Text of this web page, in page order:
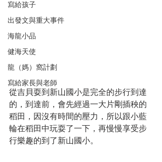
寫給孩子
出發文與重大事件
海龍小品
健海天使
龍（媽）窩計劃
寫給家長與老師
從吉貝耍到新山國小是完全的步行到達
的，到達前，會先經過一大片剛插秧的
稻田，因沒有時間的壓力，所以跟小藍
輪在稻田中玩耍了一下，再慢慢享受步
行樂趣的到了新山國小。